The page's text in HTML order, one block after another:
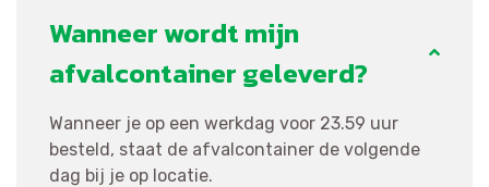
Wanneer wordt mijn
afvalcontainer geleverd?
Wanneer je op een werkdag voor 23.59 uur
besteld, staat de afvalcontainer de volgende
dag bij je op locatie.